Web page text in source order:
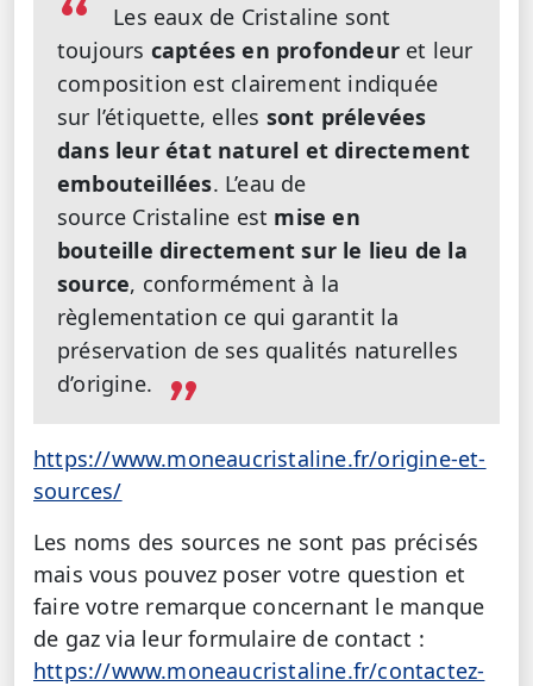
Les eaux de Cristaline sont
toujours captées en profondeur et leur
composition est clairement indiquée
sur l’étiquette, elles sont prélevées
dans leur état naturel et directement
embouteillées. L’eau de
source Cristaline est mise en
bouteille directement sur le lieu de la
source, conformément à la
règlementation ce qui garantit la
préservation de ses qualités naturelles
d’origine.
https://www.moneaucristaline.fr/origine-et-
sources/
Les noms des sources ne sont pas précisés
mais vous pouvez poser votre question et
faire votre remarque concernant le manque
de gaz via leur formulaire de contact :
https://www.moneaucristaline.fr/contactez-